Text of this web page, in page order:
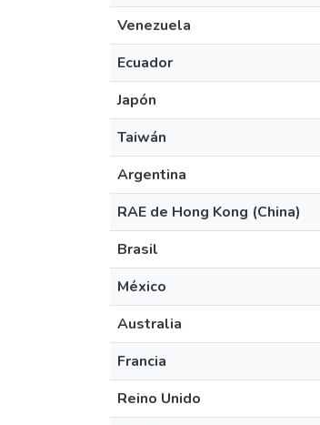
Venezuela
Ecuador
Japón
Taiwán
Argentina
RAE de Hong Kong (China)
Brasil
México
Australia
Francia
Reino Unido